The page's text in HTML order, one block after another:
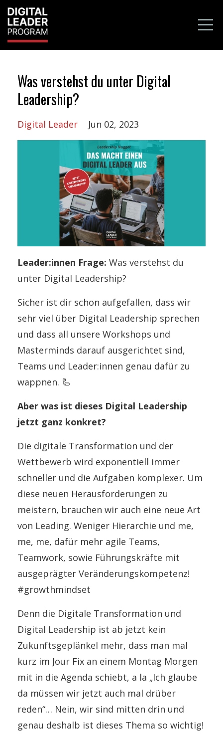
Was verstehst du unter Digital
Leadership?
Digital Leader Jun 02, 2023
Leader:innen Frage: Was verstehst du
unter Digital Leadership?
Sicher ist dir schon aufgefallen, dass wir
sehr viel über Digital Leadership sprechen
und dass all unsere Workshops und
Masterminds darauf ausgerichtet sind,
Teams und Leader:innen genau dafür zu
wappnen. 🦾
Aber was ist dieses Digital Leadership
jetzt ganz konkret?
Die digitale Transformation und der
Wettbewerb wird exponentiell immer
schneller und die Aufgaben komplexer. Um
diese neuen Herausforderungen zu
meistern, brauchen wir auch eine neue Art
von Leading. Weniger Hierarchie und me,
me, me, dafür mehr agile Teams,
Teamwork, sowie Führungskräfte mit
ausgeprägter Veränderungskompetenz!
#growthmindset
Denn die Digitale Transformation und
Digital Leadership ist ab jetzt kein
Zukunftsgeplänkel mehr, dass man mal
kurz im Jour Fix an einem Montag Morgen
mit in die Agenda schiebt, a la „Ich glaube
da müssen wir jetzt auch mal drüber
reden“… Nein, wir sind mitten drin und
genau deshalb ist dieses Thema so wichtig!